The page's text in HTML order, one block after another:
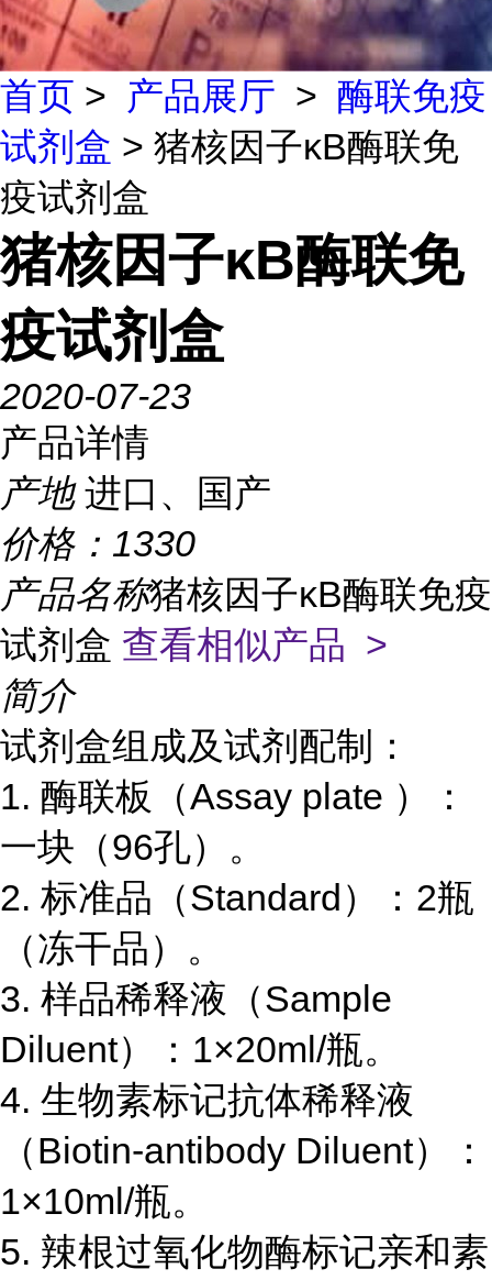
首页 > 产品展厅 > 酶联免疫
试剂盒 > 猪核因子κB酶联免
疫试剂盒
猪核因子κB酶联免
疫试剂盒
2020-07-23
产品详情
产地 进口、国产
价格： 1330
产品名称猪核因子κB酶联免疫
试剂盒 查看相似产品 >
简介
试剂盒组成及试剂配制：
1. 酶联板（Assay plate ）：
一块（96孔）。
2. 标准品（Standard）： 2瓶
（冻干品）。
3. 样品稀释液（Sample
Diluent）： 1×20ml/瓶。
4. 生物素标记抗体稀释液
（Biotin-antibody Diluent）：
1×10ml/瓶。
5. 辣根过氧化物酶标记亲和素